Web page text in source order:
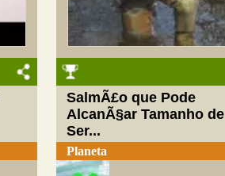
SalmÃ£o que Pode
AlcanÃ§ar Tamanho de
Ser...
Planeta